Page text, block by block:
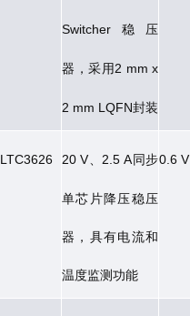
Switcher 稳压
器，采用2 mm x
2 mm LQFN封装
LTC3626 20 V、2.5 A同步
单芯片降压稳压
器，具有电流和
温度监测功能
0.6 V